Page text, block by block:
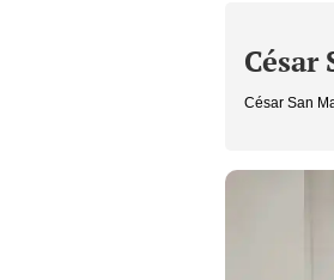
César
César San